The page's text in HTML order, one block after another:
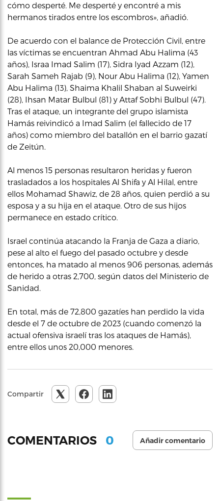
cómo desperté. Me desperté y encontré a mis
hermanos tirados entre los escombros», añadió.
De acuerdo con el balance de Protección Civil, entre
las víctimas se encuentran Ahmad Abu Halima (43
años), Israa Imad Salim (17), Sidra Iyad Azzam (12),
Sarah Sameh Rajab (9), Nour Abu Halima (12), Yamen
Abu Halima (13), Shaima Khalil Shaban al Suweirki
(28), Ihsan Matar Bulbul (81) y Attaf Sobhi Bulbul (47).
Tras el ataque, un integrante del grupo islamista
Hamás reivindicó a Imad Salim (el fallecido de 17
años) como miembro del batallón en el barrio gazatí
de Zeitún.
Al menos 15 personas resultaron heridas y fueron
trasladados a los hospitales Al Shifa y Al Hilal, entre
ellos Mohamad Shawiz, de 28 años, quien perdió a su
esposa y a su hija en el ataque. Otro de sus hijos
permanece en estado crítico.
Israel continúa atacando la Franja de Gaza a diario,
pese al alto el fuego del pasado octubre y desde
entonces, ha matado al menos 906 personas, además
de herido a otras 2,700, según datos del Ministerio de
Sanidad.
En total, más de 72,800 gazatíes han perdido la vida
desde el 7 de octubre de 2023 (cuando comenzó la
actual ofensiva israelí tras los ataques de Hamás),
entre ellos unos 20,000 menores.
Compartir
COMENTARIOS 0 Añadir comentario